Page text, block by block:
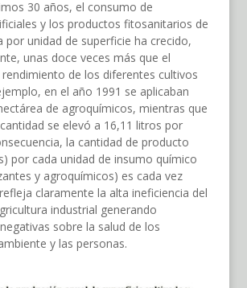
30 años, el consumo de
y los productos fitosanitarios de
por unidad de superficie ha crecido,
unas doce veces más que el
de los diferentes cultivos
en el año 1991 se aplicaban
de agroquímicos, mientras que
se elevó a 16,11 litros por
la cantidad de producto
por cada unidad de insumo químico
y agroquímicos) es cada vez
claramente la alta ineficiencia del
industrial generando
sobre la salud de los
y las personas.